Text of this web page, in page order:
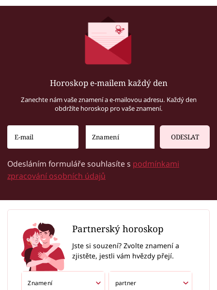
Horoskop e-mailem každý den
Zanechte nám vaše znamení a e-mailovou adresu. Každý den
obdržíte horoskop pro vaše znamení.
ODESLAT
Odesláním formuláře souhlasíte s podmínkami
zpracování osobních údajů
Partnerský horoskop
Jste si souzení? Zvolte znamení a
zjistěte, jestli vám hvězdy přejí.